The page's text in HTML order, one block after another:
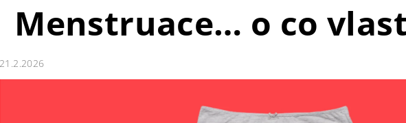
Menstruace… o co
21.2.2026